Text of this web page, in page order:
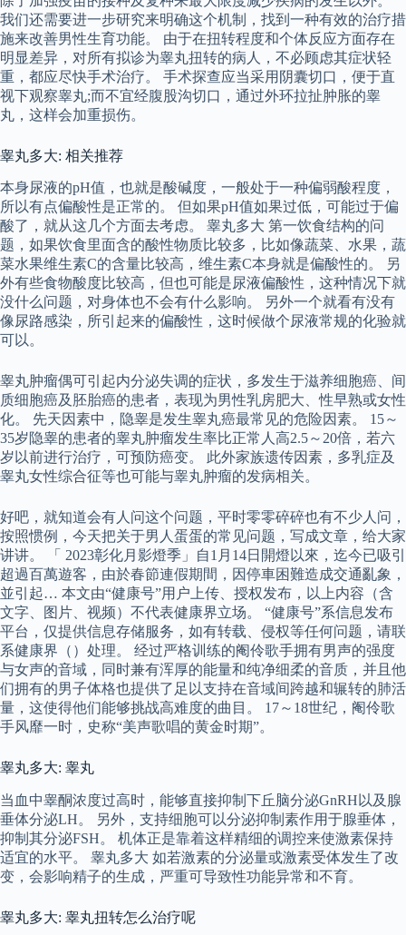
我们还需要进一步研究来明确这个机制，找到一种有效的治疗措
施来改善男性生育功能。 由于在扭转程度和个体反应方面存在
明显差异，对所有拟诊为睾丸扭转的病人，不必顾虑其症状轻
重，都应尽快手术治疗。 手术探查应当采用阴囊切口，便于直
视下观察睾丸;而不宜经腹股沟切口，通过外环拉扯肿胀的睾
丸，这样会加重损伤。
睾丸多大: 相关推荐
本身尿液的pH值，也就是酸碱度，一般处于一种偏弱酸程度，
所以有点偏酸性是正常的。 但如果pH值如果过低，可能过于偏
酸了，就从这几个方面去考虑。 睾丸多大 第一饮食结构的问
题，如果饮食里面含的酸性物质比较多，比如像蔬菜、水果，蔬
菜水果维生素C的含量比较高，维生素C本身就是偏酸性的。 另
外有些食物酸度比较高，但也可能是尿液偏酸性，这种情况下就
没什么问题，对身体也不会有什么影响。 另外一个就看有没有
像尿路感染，所引起来的偏酸性，这时候做个尿液常规的化验就
可以。
睾丸肿瘤偶可引起内分泌失调的症状，多发生于滋养细胞癌、间
质细胞癌及胚胎癌的患者，表现为男性乳房肥大、性早熟或女性
化。 先天因素中，隐睾是发生睾丸癌最常见的危险因素。 15～
35岁隐睾的患者的睾丸肿瘤发生率比正常人高2.5～20倍，若六
岁以前进行治疗，可预防癌变。 此外家族遗传因素，多乳症及
睾丸女性综合征等也可能与睾丸肿瘤的发病相关。
好吧，就知道会有人问这个问题，平时零零碎碎也有不少人问，
按照惯例，今天把关于男人蛋蛋的常见问题，写成文章，给大家
讲讲。 「 2023彰化月影燈季」自1月14日開燈以來，迄今已吸引
超過百萬遊客，由於春節連假期間，因停車困難造成交通亂象，
並引起… 本文由“健康号”用户上传、授权发布，以上内容（含
文字、图片、视频）不代表健康界立场。 “健康号”系信息发布
平台，仅提供信息存储服务，如有转载、侵权等任何问题，请联
系健康界（）处理。 经过严格训练的阉伶歌手拥有男声的强度
与女声的音域，同时兼有浑厚的能量和纯净细柔的音质，并且他
们拥有的男子体格也提供了足以支持在音域间跨越和辗转的肺活
量，这使得他们能够挑战高难度的曲目。 17～18世纪，阉伶歌
手风靡一时，史称“美声歌唱的黄金时期”。
睾丸多大: 睾丸
当血中睾酮浓度过高时，能够直接抑制下丘脑分泌GnRH以及腺
垂体分泌LH。 另外，支持细胞可以分泌抑制素作用于腺垂体，
抑制其分泌FSH。 机体正是靠着这样精细的调控来使激素保持
适宜的水平。 睾丸多大 如若激素的分泌量或激素受体发生了改
变，会影响精子的生成，严重可导致性功能异常和不育。
睾丸多大: 睾丸扭转怎么治疗呢